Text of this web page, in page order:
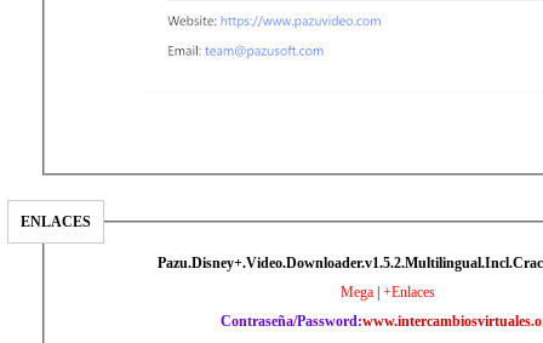
ENLACES
Mega +Enlaces
Contraseña/Password: